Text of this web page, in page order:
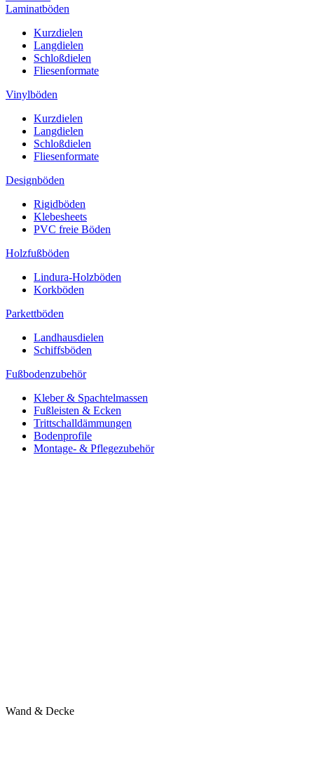
Laminatböden
Kurzdielen
Langdielen
Schloßdielen
Fliesenformate
Vinylböden
Kurzdielen
Langdielen
Schloßdielen
Fliesenformate
Designböden
Rigidböden
Klebesheets
PVC freie Böden
Holzfußböden
Lindura-Holzböden
Korkböden
Parkettböden
Landhausdielen
Schiffsböden
Fußbodenzubehör
Kleber & Spachtelmassen
Fußleisten & Ecken
Trittschalldämmungen
Bodenprofile
Montage- & Pflegezubehör
Wand & Decke